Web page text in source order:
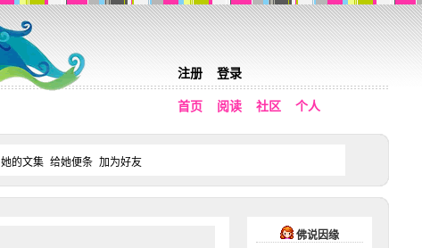
注册 登录
首页 阅读 社区 个人
她的文集 给她便条 加为好友
佛说因缘